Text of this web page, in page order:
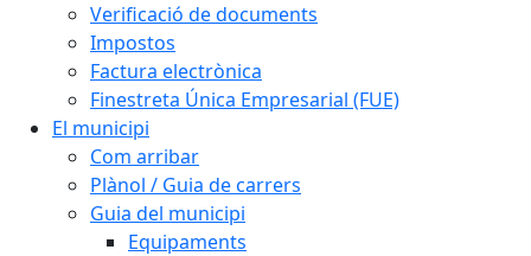
Verificació de documents
Impostos
Factura electrònica
Finestreta Única Empresarial (FUE)
El municipi
Com arribar
Plànol / Guia de carrers
Guia del municipi
Equipaments